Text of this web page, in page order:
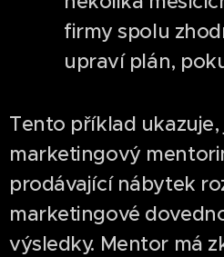
firmy spolu
upraví plán,
Tento příklad ukazuje,
marketingový
prodávající nábytek
marketingové
výsledky. Mentor má